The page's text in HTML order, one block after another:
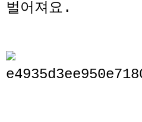
벌어져요.